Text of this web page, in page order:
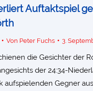
Auftaktspiel
Von Peter Fuchs 3.
die Gesichter der
der 24:34-
aufspielenden Gegner